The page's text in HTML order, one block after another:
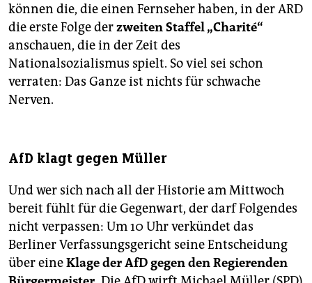
können die, die einen Fernseher haben, in der ARD
die erste Folge derzweiten Staffel „Charité“
anschauen, die in der Zeit des
Nationalsozialismus spielt. So viel sei schon
verraten: Das Ganze ist nichts für schwache
Nerven.
AfD klagt gegen Müller
Und wer sich nach all der Historie am Mittwoch
bereit fühlt für die Gegenwart, der darf Folgendes
nicht verpassen: Um 10 Uhr verkündet das
Berliner Verfassungsgericht seine Entscheidung
über eineKlage der AfD gegen den Regierenden